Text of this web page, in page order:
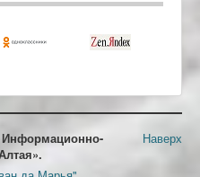
Наверх
Информационно-